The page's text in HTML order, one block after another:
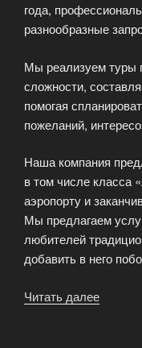
года,
разнообразные
Мы реализуем туры
сложности,
помогая
пожеланий,
Наша компания
в том числе класса
аэропорту и
Мы предлагаем
любителей
добавить в него
Читать далее